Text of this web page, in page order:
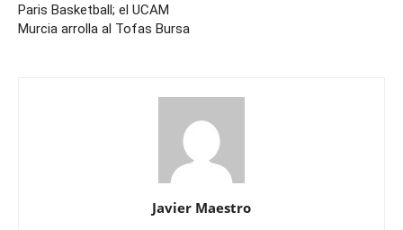
Paris Basketball; el UCAM
Murcia arrolla al Tofas Bursa
Javier Maestro